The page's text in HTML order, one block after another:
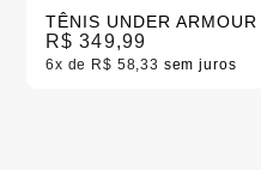
R$ 349,99
6x R$ 58,33 sem juros